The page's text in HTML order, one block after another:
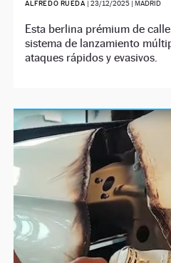
ALFREDO RUEDA | 23/12/2025| MADRID
Esta berlina prémium de
sistema de lanzamiento
ataques rápidos y evasivos.